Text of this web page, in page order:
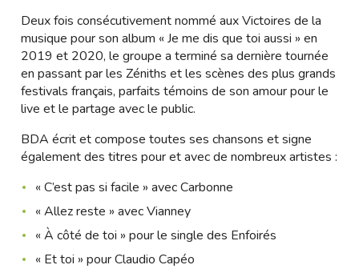
Deux fois consécutivement nommé aux Victoires de la
musique pour son album « Je me dis que toi aussi » en
2019 et 2020, le groupe a terminé sa dernière tournée
en passant par les Zéniths et les scènes des plus grands
festivals français, parfaits témoins de son amour pour le
live et le partage avec le public.
BDA écrit et compose toutes ses chansons et signe
également des titres pour et avec de nombreux artistes :
« C’est pas si facile » avec Carbonne
« Allez reste » avec Vianney
« À côté de toi » pour le single des Enfoirés
« Et toi » pour Claudio Capéo